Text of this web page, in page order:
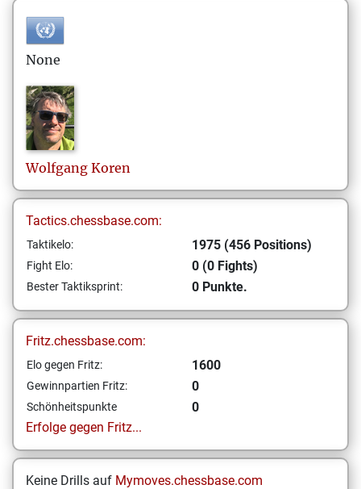
None
Wolfgang Koren
Tactics.chessbase.com:
Taktikelo: 1975 (456 Positions)
Fight Elo: 0 (0 Fights)
Bester Taktiksprint: 0 Punkte.
Fritz.chessbase.com:
Elo gegen Fritz: 1600
Gewinnpartien Fritz: 0
Schönheitspunkte
0
Erfolge gegen Fritz...
Keine Drills auf Mymoves.chessbase.com